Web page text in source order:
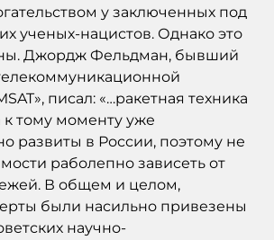
у заключенных под
ученых-нацистов. Однако это
Джордж Фельдман, бывший
писал: «…ракетная техника
к тому моменту уже
развиты в России, поэтому не
раболепно зависеть от
В общем и целом,
были насильно привезены
научно-